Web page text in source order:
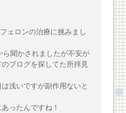
ェロンの治療に挑みまし
聞かされましたが不安が
ブログを探してた所拝見
浅いですが副作用ないと
ったんですね！